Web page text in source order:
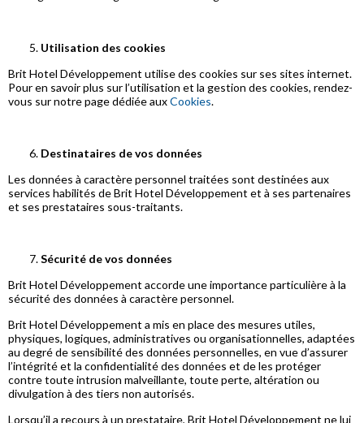
Utilisation des cookies
Brit Hotel Développement utilise des cookies sur ses sites internet.
Pour en savoir plus sur l’utilisation et la gestion des cookies, rendez-
vous sur notre page dédiée auxCookies.
Destinataires de vos données
Les données à caractère personnel traitées sont destinées aux
services habilités de Brit Hotel Développement et à ses partenaires
et ses prestataires sous-traitants.
Sécurité de vos données
Brit Hotel Développement accorde une importance particulière à la
sécurité des données à caractère personnel.
Brit Hotel Développement a mis en place des mesures utiles,
physiques, logiques, administratives ou organisationnelles, adaptées
au degré de sensibilité des données personnelles, en vue d’assurer
l’intégrité et la confidentialité des données et de les protéger
contre toute intrusion malveillante, toute perte, altération ou
divulgation à des tiers non autorisés.
Lorsqu’il a recours à un prestataire, Brit Hotel Développement ne lui